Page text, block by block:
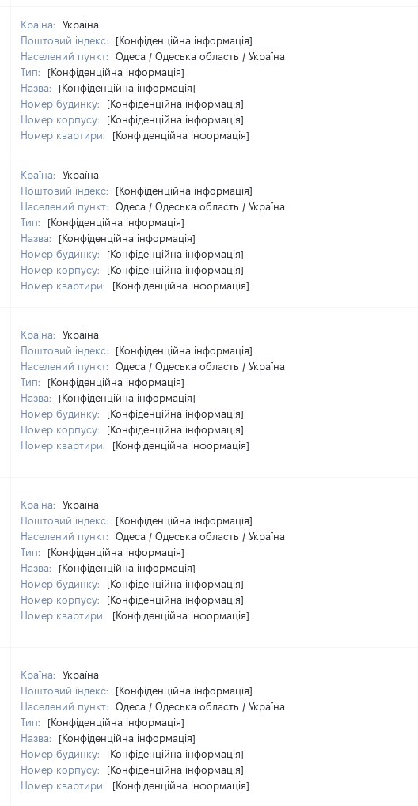
Країна:
Україна
Поштовий індекс:
[Конфіденційна інформація]
Населений пункт:
Одеса / Одеська область / Україна
Тип:
[Конфіденційна інформація]
Назва:
[Конфіденційна інформація]
Номер будинку:
[Конфіденційна інформація]
Номер корпусу:
[Конфіденційна інформація]
Номер квартири:
[Конфіденційна інформація]
Країна:
Україна
Поштовий індекс:
[Конфіденційна інформація]
Населений пункт:
Одеса / Одеська область / Україна
Тип:
[Конфіденційна інформація]
Назва:
[Конфіденційна інформація]
Номер будинку:
[Конфіденційна інформація]
Номер корпусу:
[Конфіденційна інформація]
Номер квартири:
[Конфіденційна інформація]
Країна:
Україна
Поштовий індекс:
[Конфіденційна інформація]
Населений пункт:
Одеса / Одеська область / Україна
Тип:
[Конфіденційна інформація]
Назва:
[Конфіденційна інформація]
Номер будинку:
[Конфіденційна інформація]
Номер корпусу:
[Конфіденційна інформація]
Номер квартири:
[Конфіденційна інформація]
Країна:
Україна
Поштовий індекс:
[Конфіденційна інформація]
Населений пункт:
Одеса / Одеська область / Україна
Тип:
[Конфіденційна інформація]
Назва:
[Конфіденційна інформація]
Номер будинку:
[Конфіденційна інформація]
Номер корпусу:
[Конфіденційна інформація]
Номер квартири:
[Конфіденційна інформація]
Країна:
Україна
Поштовий індекс:
[Конфіденційна інформація]
Населений пункт:
Одеса / Одеська область / Україна
Тип:
[Конфіденційна інформація]
Назва:
[Конфіденційна інформація]
Номер будинку:
[Конфіденційна інформація]
Номер корпусу:
[Конфіденційна інформація]
Номер квартири:
[Конфіденційна інформація]